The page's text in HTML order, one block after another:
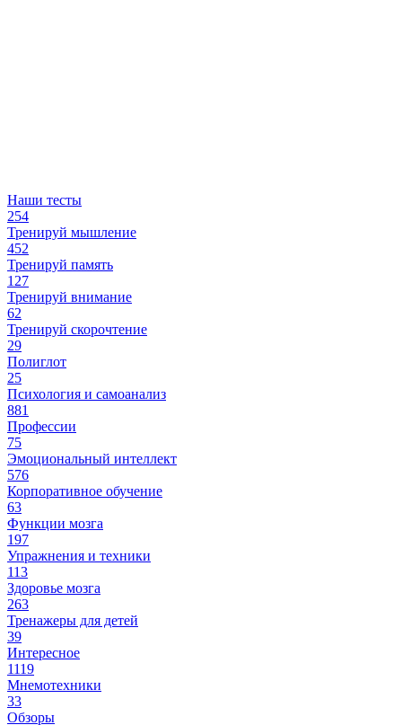
Наши тесты
254
Тренируй мышление
452
Тренируй память
127
Тренируй внимание
62
Тренируй скорочтение
29
Полиглот
25
Психология и самоанализ
881
Профессии
75
Эмоциональный интеллект
576
Корпоративное обучение
63
Функции мозга
197
Упражнения и техники
113
Здоровье мозга
263
Тренажеры для детей
39
Интересное
1119
Мнемотехники
33
Обзоры